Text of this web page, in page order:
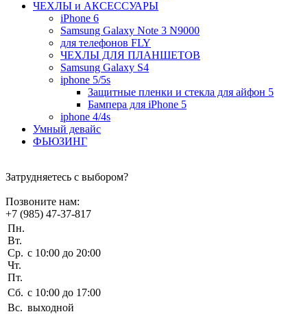
ЧEХЛЫ и АКСЕССУАРЫ
iPhone 6
Samsung Galaxy Note 3 N9000
для телефонов FLY
ЧЕХЛЫ ДЛЯ ПЛАНШЕТОВ
Samsung Galaxy S4
iphone 5/5s
Защитные пленки и стекла для айфон 5
Бампера для iPhone 5
iphone 4/4s
Умный девайс
ФЬЮЗИНГ
Затрудняетесь с выбором?
Позвоните нам:
+7 (985) 47-37-817
Пн.
Вт.
Ср.
Чт.
Пт.
c 10:00 до 20:00
Сб. c 10:00 до 17:00
Вс. выходной